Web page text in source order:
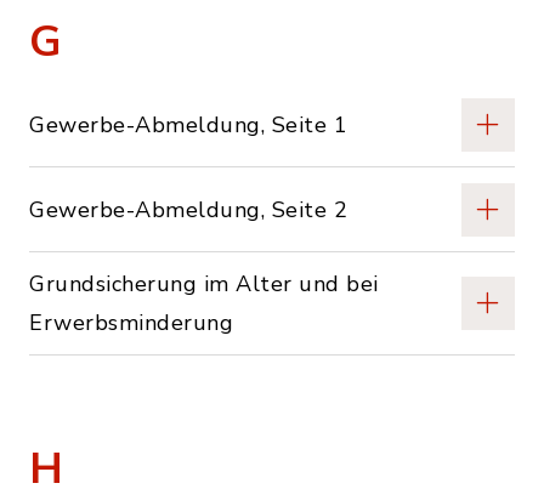
G
Gewerbe-Abmeldung, Seite 1
Gewerbe-Abmeldung, Seite 2
Grundsicherung im Alter und bei
Erwerbsminderung
H